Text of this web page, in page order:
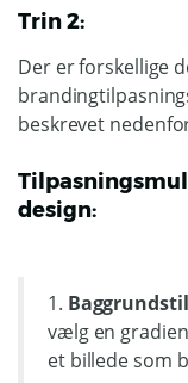
Trin 2:
Der er forskellige
beskrevet
design:
1.
vælg en
et billede som